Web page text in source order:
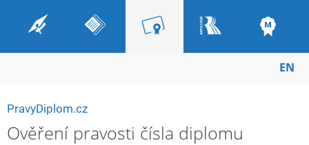
EN
PravyDiplom.cz
Ověření pravosti čísla diplomu